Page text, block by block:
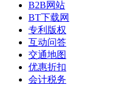
B2B网站
BT下载网
专利版权
互动问答
交通地图
优惠折扣
会计税务